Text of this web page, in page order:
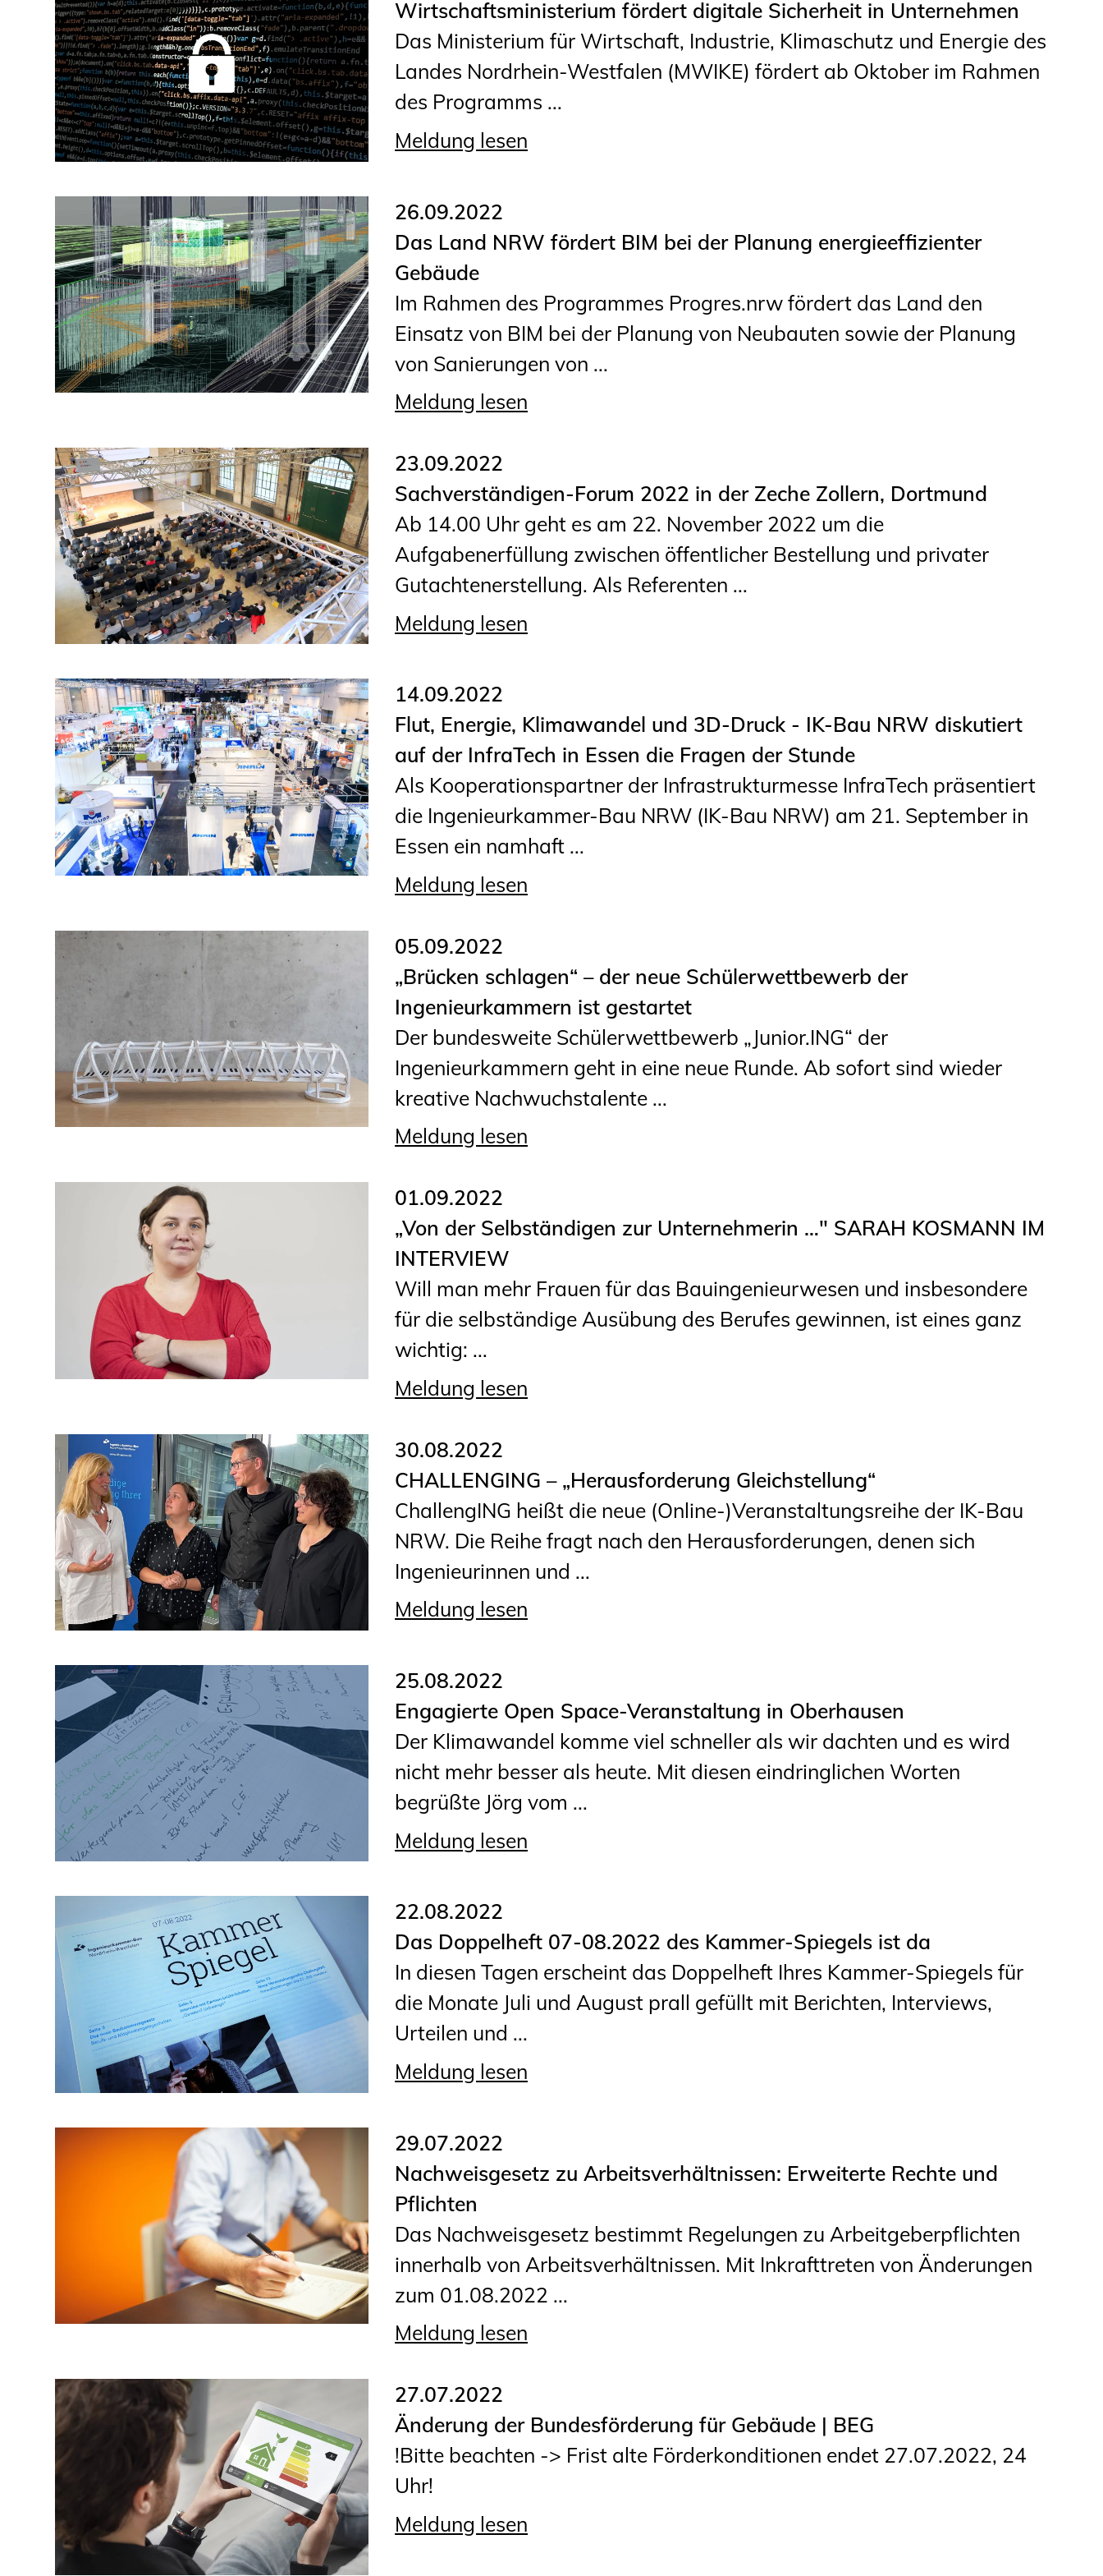
Geschäftsstelle
Mitgliedschaft
Veranstaltungsformate
Unsere Publikationen
Informationen für
Anträge, Anzeigen, Formulare
Fortbildung/Seminare
Informationen für
Ingenieurinnen und Ingenieure
Recht
Planungswettbewerbe
Publikationen
Stellenbörse
Staatlich anerkannte
Sachverständige
Öffentlich bestellte und
vereidigte Sachverständige
Prüfsachverständige
Bauvorlageberechtigte
Sachkundige für Zustands- und
Funktionsprüfung privater
Abwasserleitungen
Vereinbarungen mit
Ingenieurkammern
Büronachfolge
Informationen für
Schülerinnen, Schüler
und Studierende
Studierenden Praxis-
Wissenswertes für
Studierende
Presse
Kontakt und Anfahrt
Wirtschaftsministerium fördert digitale Sicherheit in Unternehmen
Das Ministerium für Wirtschaft, Industrie, Klimaschutz und Energie des
Landes Nordrhein-Westfalen (MWIKE) fördert ab Oktober im Rahmen
des Programms ...
Meldung lesen
26.09.2022
Das Land NRW fördert BIM bei der Planung energieeffizienter
Gebäude
Im Rahmen des Programmes Progres.nrw fördert das Land den
Einsatz von BIM bei der Planung von Neubauten sowie der Planung
von Sanierungen von ...
Meldung lesen
23.09.2022
Sachverständigen-Forum 2022 in der Zeche Zollern, Dortmund
Ab 14.00 Uhr geht es am 22. November 2022 um die
Aufgabenerfüllung zwischen öffentlicher Bestellung und privater
Gutachtenerstellung. Als Referenten ...
Meldung lesen
14.09.2022
Flut, Energie, Klimawandel und 3D-Druck - IK-Bau NRW diskutiert
auf der InfraTech in Essen die Fragen der Stunde
Als Kooperationspartner der Infrastrukturmesse InfraTech präsentiert
die Ingenieurkammer-Bau NRW (IK-Bau NRW) am 21. September in
Essen ein namhaft ...
Meldung lesen
05.09.2022
„Brücken schlagen“ – der neue Schülerwettbewerb der
Ingenieurkammern ist gestartet
Der bundesweite Schülerwettbewerb „Junior.ING“ der
Ingenieurkammern geht in eine neue Runde. Ab sofort sind wieder
kreative Nachwuchstalente ...
Meldung lesen
01.09.2022
„Von der Selbständigen zur Unternehmerin …" SARAH KOSMANN IM
INTERVIEW
Will man mehr Frauen für das Bauingenieurwesen und insbesondere
für die selbständige Ausübung des Berufes gewinnen, ist eines ganz
wichtig: ...
Meldung lesen
30.08.2022
CHALLENGING – „Herausforderung Gleichstellung“
ChallengING heißt die neue (Online-)Veranstaltungsreihe der IK-Bau
NRW. Die Reihe fragt nach den Herausforderungen, denen sich
Ingenieurinnen und ...
Meldung lesen
25.08.2022
Engagierte Open Space-Veranstaltung in Oberhausen
Der Klimawandel komme viel schneller als wir dachten und es wird
nicht mehr besser als heute. Mit diesen eindringlichen Worten
begrüßte Jörg vom ...
Meldung lesen
22.08.2022
Das Doppelheft 07-08.2022 des Kammer-Spiegels ist da
In diesen Tagen erscheint das Doppelheft Ihres Kammer-Spiegels für
die Monate Juli und August prall gefüllt mit Berichten, Interviews,
Urteilen und ...
Meldung lesen
29.07.2022
Nachweisgesetz zu Arbeitsverhältnissen: Erweiterte Rechte und
Pflichten
Das Nachweisgesetz bestimmt Regelungen zu Arbeitgeberpflichten
innerhalb von Arbeitsverhältnissen. Mit Inkrafttreten von Änderungen
zum 01.08.2022 ...
Meldung lesen
27.07.2022
Änderung der Bundesförderung für Gebäude | BEG
!Bitte beachten -> Frist alte Förderkonditionen endet 27.07.2022, 24
Uhr!
Meldung lesen